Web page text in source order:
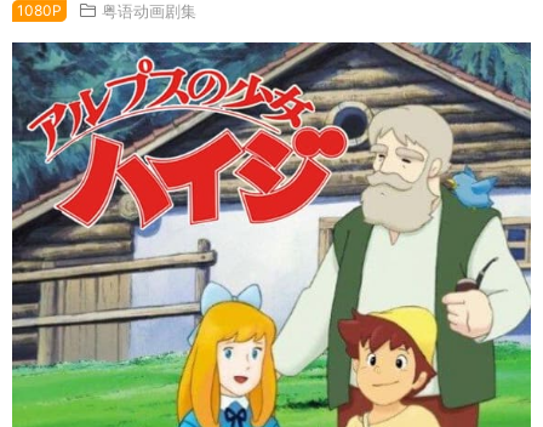
1080P 粤语动画剧集